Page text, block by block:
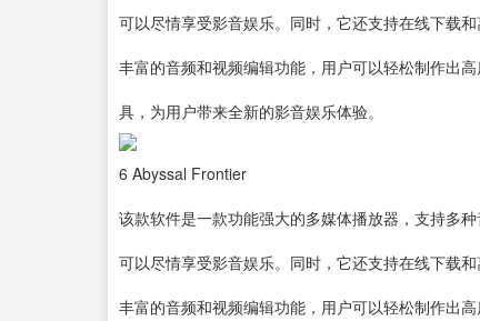
可以尽情享受影音娱乐。同时，它还支持在线下载
丰富的音频和视频编辑功能，用户可以轻松制作出
具，为用户带来全新的影音娱乐体验。
6 Abyssal Frontier
该款软件是一款功能强大的多媒体播放器，支持多
可以尽情享受影音娱乐。同时，它还支持在线下载
丰富的音频和视频编辑功能，用户可以轻松制作出